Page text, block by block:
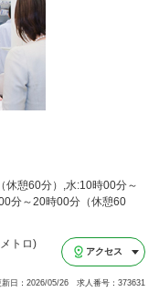
休憩60分）,水:10時00分～
分～20時00分（休憩60
トロ)
アクセス
新日：2026/05/26 求人番号：373631